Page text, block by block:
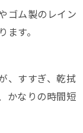
ゴム製のレイン
す。
、すすぎ、乾拭
かなりの時間短